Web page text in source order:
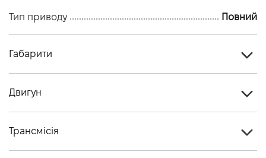
Тип приводу Повний
Габарити
Кiлькiсть мiсць, шт
Двигун
Трансмісія